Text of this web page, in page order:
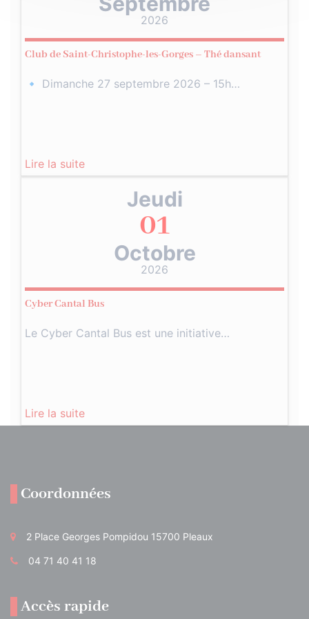
2026
Club de Saint-Christophe-les-Gorges – Thé dansant
🔹 Dimanche 27 septembre 2026 – 15h…
Lire la suite
Jeudi
01
Octobre
2026
Cyber Cantal Bus
Le Cyber Cantal Bus est une initiative…
Lire la suite
Coordonnées
2 Place Georges Pompidou 15700 Pleaux
04 71 40 41 18
Accès rapide